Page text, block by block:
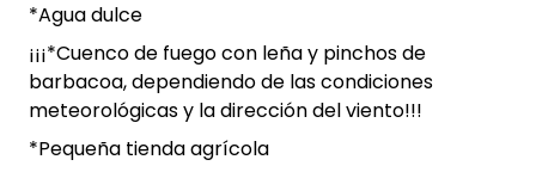
*Agua dulce
¡¡¡*Cuenco de fuego con leña y pinchos de
barbacoa, dependiendo de las condiciones
meteorológicas y la dirección del viento!!!
*Pequeña tienda agrícola